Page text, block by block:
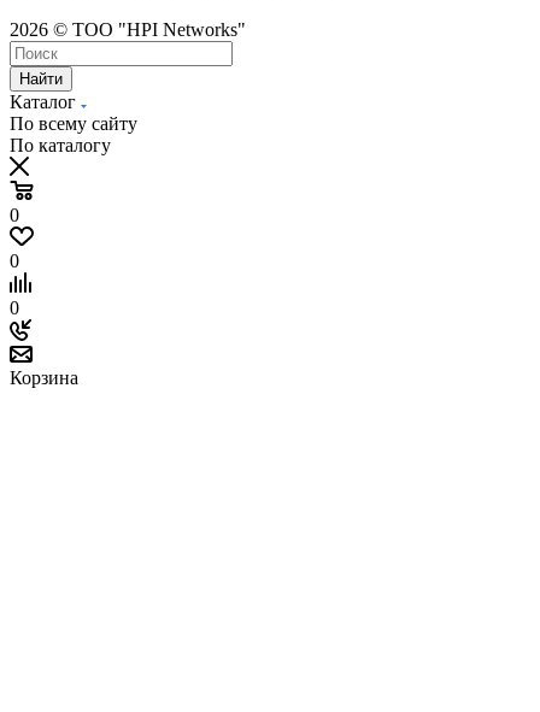
2026 © ТОО "HPI Networks"
Найти
Каталог
По всему сайту
По каталогу
0
0
0
Корзина